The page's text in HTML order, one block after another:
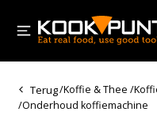
Terug/Koffie & Thee /
/Onderhoud koffiemachine